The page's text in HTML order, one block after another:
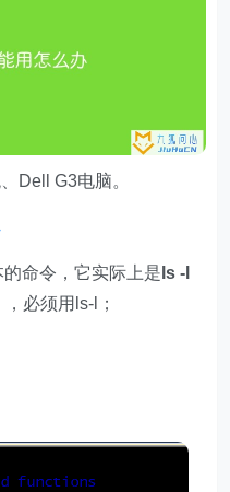
Dell G3电脑。
命令，它实际上是 ls -l
必须用ls-l；